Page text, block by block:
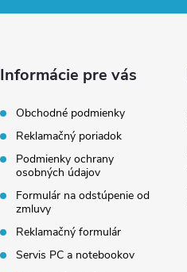
Informácie pre vás
Obchodné podmienky
Reklamačný poriadok
Podmienky ochrany
osobných údajov
Formulár na odstúpenie od
zmluvy
Reklamačný formulár
Servis PC a notebookov